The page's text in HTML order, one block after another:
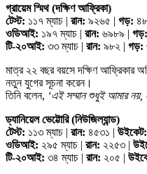
গ্রায়েম স্মিথ (দক্ষিণ আফ্রিকা)
টেস্ট: ১১৭ ম্যাচ | রান: ৯২৬৫ | গড়:
ওডিআই: ১৯৭ ম্যাচ | রান: ৬৯৮৯ | গড়:
টি-২০আই: ৩৩ ম্যাচ | রান: ৯৮২ | গড়:
মাত্র ২২ বছর বয়সে দক্ষিণ আফ্রিকার
নতুন যুগের সূচনা করেন।
তিনি বলেন, ‘এই সম্মান শুধুই আমার নয়,
ড্যানিয়েল ভেট্টোরি (নিউজিল্যান্ড)
টেস্ট: ১১৩ ম্যাচ | রান: ৪৫৩১ | উইকেট:
ওডিআই: ২৯৫ ম্যাচ | রান: ২২৫৩ |
টি-২০আই: ৩৪ ম্যাচ | রান: ২০৫ |